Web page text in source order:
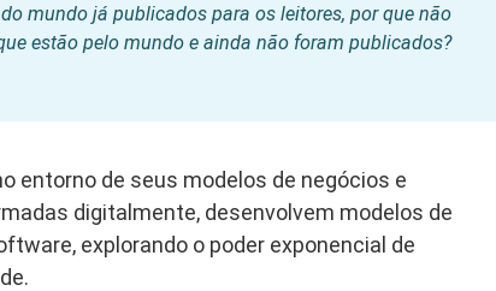
mundo já publicados para os leitores, por que não
estão pelo mundo e ainda não foram publicados?
entorno de seus modelos de negócios e
digitalmente, desenvolvem modelos de
explorando o poder exponencial de